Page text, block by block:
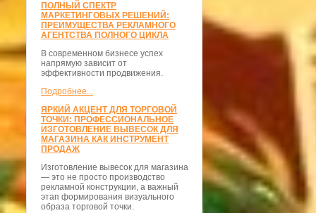
ПОЛНЫЙ СПЕКТР
МАРКЕТИНГОВЫХ РЕШЕНИЙ:
ПРЕИМУЩЕСТВА РЕКЛАМНОГО
АГЕНТСТВА ПОЛНОГО ЦИКЛА
В современном бизнесе успех
напрямую зависит от
эффективности продвижения.
Подробнее...
ЯРКИЙ АКЦЕНТ ДЛЯ ТОРГОВОЙ
ТОЧКИ: ПРОФЕССИОНАЛЬНОЕ
ИЗГОТОВЛЕНИЕ ВЫВЕСОК ДЛЯ
МАГАЗИНА КАК ИНСТРУМЕНТ
ПРОДАЖ
Изготовление вывесок для магазина
— это не просто производство
рекламной конструкции, а важный
этап формирования визуального
образа торговой точки.